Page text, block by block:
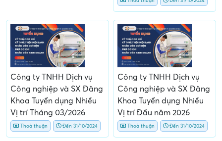
Công ty TNHH Dịch vụ
Công nghiệp và SX Đăng
Khoa Tuyển dụng Nhiều
Vị trí Tháng 03/2026
Thoả thuận Đến 31/10/2024
Công ty TNHH Dịch vụ
Công nghiệp và SX Đăng
Khoa Tuyển dụng Nhiều
Vị trí Đầu năm 2026
Thoả thuận Đến 31/10/2024